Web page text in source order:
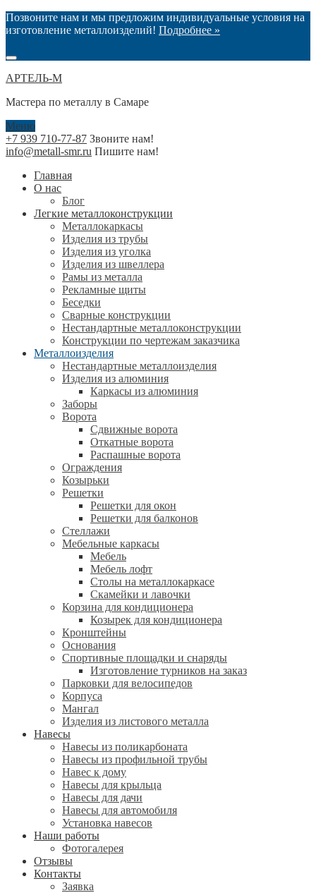
Позвоните нам и мы предложим индивидуальные условия на
изготовление металлоизделий! Подробнее »
АРТЕЛЬ-М
Мастера по металлу в Самаре
Меню
+7 939 710-77-87 Звоните нам!
info@metall-smr.ru Пишите нам!
Главная
О нас
Блог
Легкие металлоконструкции
Металлокаркасы
Изделия из трубы
Изделия из уголка
Изделия из швеллера
Рамы из металла
Рекламные щиты
Беседки
Сварные конструкции
Нестандартные металлоконструкции
Конструкции по чертежам заказчика
Металлоизделия
Нестандартные металлоизделия
Изделия из алюминия
Каркасы из алюминия
Заборы
Ворота
Сдвижные ворота
Откатные ворота
Распашные ворота
Ограждения
Козырьки
Решетки
Решетки для окон
Решетки для балконов
Стеллажи
Мебельные каркасы
Мебель
Мебель лофт
Столы на металлокаркасе
Скамейки и лавочки
Корзина для кондиционера
Козырек для кондиционера
Кронштейны
Основания
Спортивные площадки и снаряды
Изготовление турников на заказ
Парковки для велосипедов
Корпуса
Мангал
Изделия из листового металла
Навесы
Навесы из поликарбоната
Навесы из профильной трубы
Навес к дому
Навесы для крыльца
Навесы для дачи
Навесы для автомобиля
Установка навесов
Наши работы
Фотогалерея
Отзывы
Контакты
Заявка